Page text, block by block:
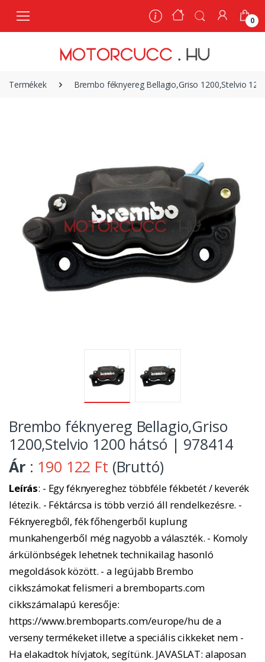
0
Termékek Brembo féknyereg Bellagio,Griso 1200,Stelvio
Brembo féknyereg Bellagio,Griso
1200,Stelvio 1200 hátsó | 978414
Ár : 190 122 Ft (Bruttó)
Leírás: - Egy féknyereghez többféle fékbetét / keverék
létezik. - Féktárcsa is több verzió áll rendelkezésre. -
Féknyeregből, fék főhengerből kuplung
munkahengerből még nagyobb a választék. - Komoly
árkülönbségek lehetnek technikailag hasonló
megoldások között. - a legújabb Brembo
cikkszámokat felismeri a bremboparts.com
cikkszámalapú keresője:
https://www.bremboparts.com/europe/hu de a
verseny termékeket illetve a speciális cikkeket nem -
Ha elakadtok hívjatok, segítünk. JAVASLAT: alaposan
0